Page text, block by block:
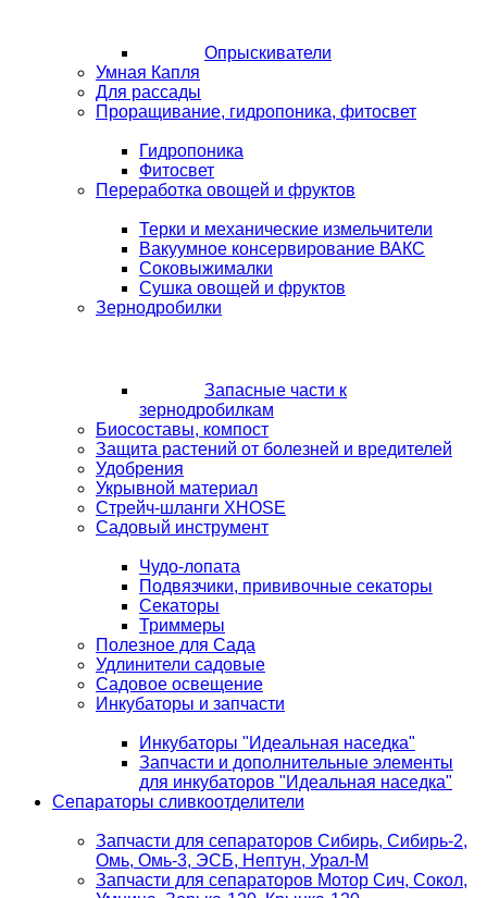
Опрыскиватели
Умная Капля
Для рассады
Проращивание, гидропоника, фитосвет
Гидропоника
Фитосвет
Переработка овощей и фруктов
Терки и механические измельчители
Вакуумное консервирование ВАКС
Соковыжималки
Сушка овощей и фруктов
Зернодробилки
Запасные части к
зернодробилкам
Биосоставы, компост
Защита растений от болезней и вредителей
Удобрения
Укрывной материал
Стрейч-шланги XHOSE
Садовый инструмент
Чудо-лопата
Подвязчики, прививочные секаторы
Секаторы
Триммеры
Полезное для Сада
Удлинители садовые
Садовое освещение
Инкубаторы и запчасти
Инкубаторы "Идеальная наседка"
Запчасти и дополнительные элементы
для инкубаторов "Идеальная наседка"
Сепараторы сливкоотделители
Запчасти для сепараторов Сибирь, Сибирь-2,
Омь, Омь-3, ЭСБ, Нептун, Урал-М
Запчасти для сепараторов Мотор Сич, Сокол,